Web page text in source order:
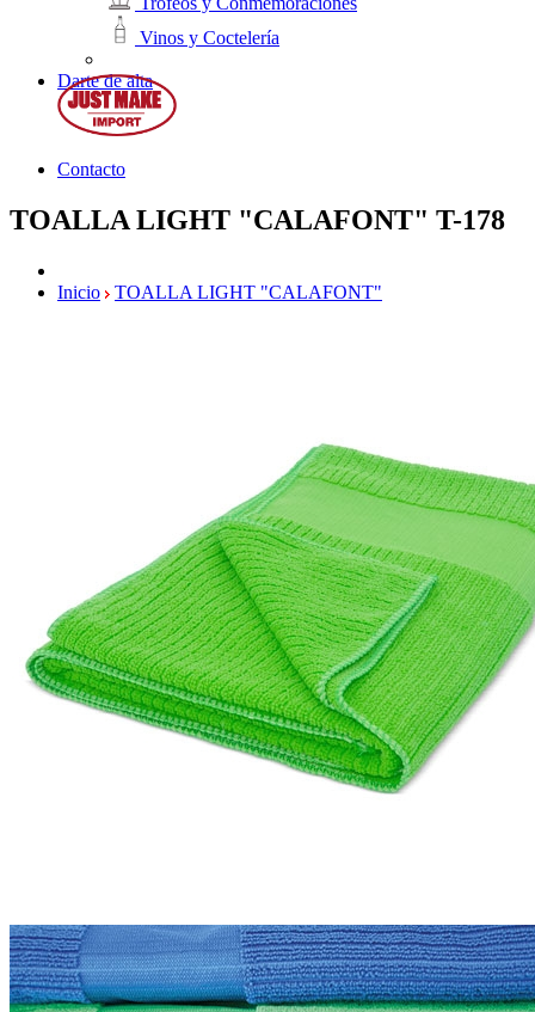
Vinos y Coctelería
Darte de alta
Contacto
TOALLA LIGHT "CALAFONT" T-178
Inicio TOALLA LIGHT "CALAFONT"